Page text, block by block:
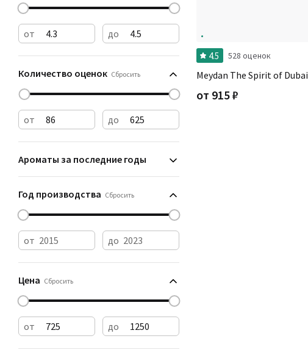
от до
Количество оценок Сбросить
от до
Ароматы за последние годы
Год производства Сбросить
от до
Цена Сбросить
от до
4.5 528 оценок
Meydan The Spirit of Dubai
от 915₽